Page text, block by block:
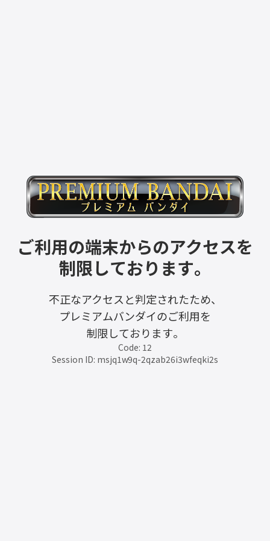
ご利用の端末からのアクセスを
制限しております。
不正なアクセスと判定されたため、
プレミアムバンダイのご利用を
制限しております。
Code: 12
Session ID: msjq1w9q-2qzab26i3wfeqki2s